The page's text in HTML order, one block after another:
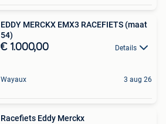
EDDY MERCKX EMX3 RACEFIETS (maat
54)
€ 1.000,00 Details
Wayaux 3 aug 26
Racefiets Eddy Merckx